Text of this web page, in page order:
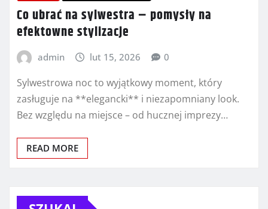
Co ubrać na sylwestra – pomysły na
efektowne stylizacje
admin lut 15, 2026 0
Sylwestrowa noc to wyjątkowy moment, który
zasługuje na **elegancki** i niezapomniany look.
Bez względu na miejsce – od hucznej imprezy…
READ MORE